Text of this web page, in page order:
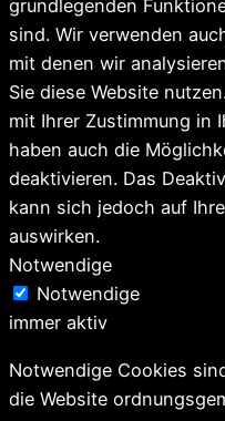
grundlegenden
sind. Wir verwenden
mit denen wir
Sie diese Website
mit Ihrer Zustimmung in
haben auch die
deaktivieren. Das
kann sich jedoch auf
auswirken.
Notwendige
Notwendige
immer aktiv
Notwendige Cookies
die Website